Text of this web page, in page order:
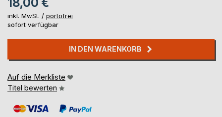
inkl. MwSt. / portofrei
sofort verfügbar
IN DEN WARENKORB
Auf die Merkliste
Titel bewerten